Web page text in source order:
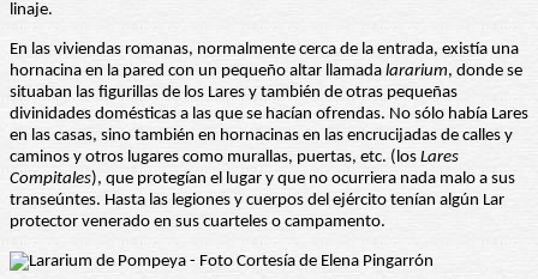
linaje.
En las viviendas romanas, normalmente cerca de la entrada, existía una
hornacina en la pared con un pequeño altar llamada lararium, donde se
situaban las figurillas de los Lares y también de otras pequeñas
divinidades domésticas a las que se hacían ofrendas. No sólo había Lares
en las casas, sino también en hornacinas en las encrucijadas de calles y
caminos y otros lugares como murallas, puertas, etc. (los Lares
Compitales), que protegían el lugar y que no ocurriera nada malo a sus
transeúntes. Hasta las legiones y cuerpos del ejército tenían algún Lar
protector venerado en sus cuarteles o campamento.